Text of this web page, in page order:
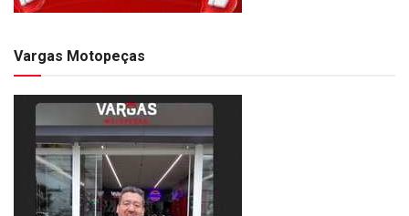
Vargas Motopeças